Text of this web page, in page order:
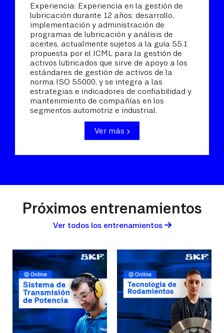
Experiencia: Experiencia en la gestión de
lubricación durante 12 años: desarrollo,
implementación y administración de
programas de lubricación y análisis de
aceites, actualmente sujetos a la guía 55.1
propuesta por el ICML para la gestión de
activos lubricados que sirve de apoyo a los
estándares de gestión de activos de la
norma ISO 55000, y se integra a las
estrategias e indicadores de confiabilidad y
mantenimiento de compañías en los
segmentos automotriz e industrial.
Ver más
Próximos entrenamientos
Ver todos los entrenamientos